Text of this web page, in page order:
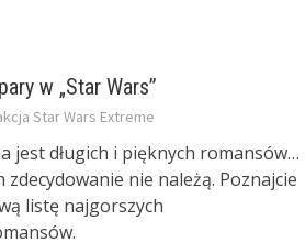
w „Star Wars”
Star Wars Extreme
jest długich i pięknych romansów…
zdecydowanie nie należą. Poznajcie
listę najgorszych